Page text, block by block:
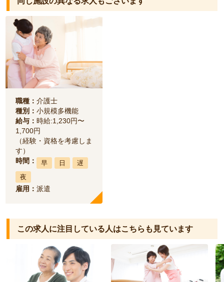
職種： 介護士
種別： 小規模多機能
給与： 時給:1,230円〜
1,700円
（経験・資格を考慮しま
す）
時間：
早 日
遅
夜
雇用： 派遣
この求人に注目している人はこちらも見ています